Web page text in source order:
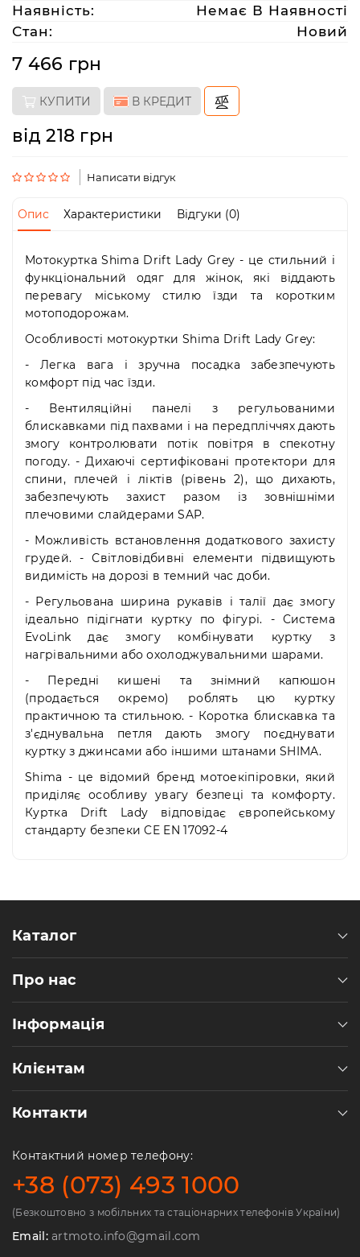
(063)
212
08
76
artmoto.info@gmail.com
Режим
Пн-
09:00
-
Сб
10:00
-
19:00
-
Наявність:
Немає В Наявності
Стан:
Новий
7 466 грн
КУПИТИ В КРЕДИТ
від 218 грн
Написати відгук
Опис Характеристики Відгуки (0)
Мотокуртка Shima Drift Lady Grey - це стильний і
функціональний одяг для жінок, які віддають
перевагу міському стилю їзди та коротким
мотоподорожам.
Особливості мотокуртки Shima Drift Lady Grey:
- Легка вага і зручна посадка забезпечують
комфорт під час їзди.
- Вентиляційні панелі з регульованими
блискавками під пахвами і на передпліччях дають
змогу контролювати потік повітря в спекотну
погоду. - Дихаючі сертифіковані протектори для
спини, плечей і ліктів (рівень 2), що дихають,
забезпечують захист разом із зовнішніми
плечовими слайдерами SAP.
- Можливість встановлення додаткового захисту
грудей. - Світловідбивні елементи підвищують
видимість на дорозі в темний час доби.
- Регульована ширина рукавів і талії дає змогу
ідеально підігнати куртку по фігурі. - Система
EvoLink дає змогу комбінувати куртку з
нагрівальними або охолоджувальними шарами.
- Передні кишені та знімний капюшон
(продається окремо) роблять цю куртку
практичною та стильною. - Коротка блискавка та
з'єднувальна петля дають змогу поєднувати
куртку з джинсами або іншими штанами SHIMA.
Shima - це відомий бренд мотоекіпіровки, який
приділяє особливу увагу безпеці та комфорту.
Куртка Drift Lady відповідає європейському
стандарту безпеки CE EN 17092-4
Каталог
Про нас
Інформація
Клієнтам
Контакти
Контактний номер телефону:
+38 (073) 493 1000
(Безкоштовно з мобільних та стаціонарних телефонів України)
Email:artmoto.info@gmail.com